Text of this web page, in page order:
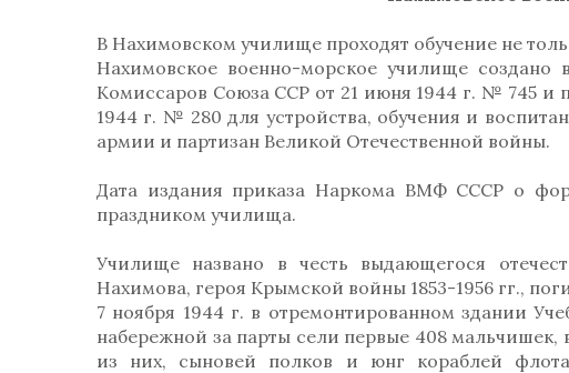
В Нахимовском училище проходят обучение не
Нахимовское военно-морское училище создано
Комиссаров Союза ССР от 21 июня 1944 г. № 745
1944 г. № 280 для устройства, обучения и
армии и партизан Великой Отечественной войны.
Дата издания приказа Наркома ВМФ СССР о
праздником училища.
Училище названо в честь выдающегося
Нахимова, героя Крымской войны 1853-1956 гг.,
7 ноября 1944 г. в отремонтированном здании
набережной за парты сели первые 408 мальчишек,
из них, сыновей полков и юнг кораблей